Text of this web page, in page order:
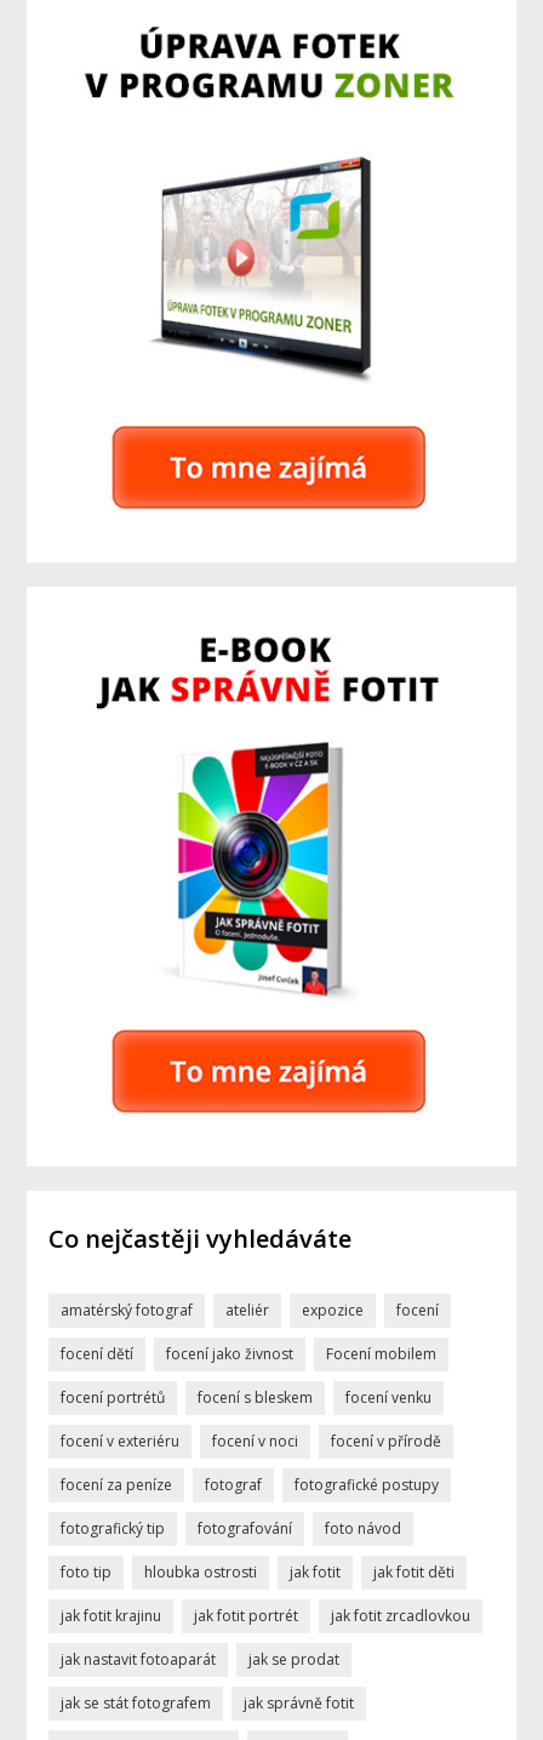
Co nejčastěji vyhledáváte
amatérský fotograf ateliér expozice focení
focení dětí focení jako živnost Focení mobilem
focení portrétů focení s bleskem focení venku
focení v exteriéru focení v noci focení v přírodě
focení za peníze fotograf fotografické postupy
fotografický tip fotografování foto návod
foto tip hloubka ostrosti jak fotit jak fotit děti
jak fotit krajinu jak fotit portrét jak fotit zrcadlovkou
jak nastavit fotoaparát jak se prodat
jak se stát fotografem jak správně fotit